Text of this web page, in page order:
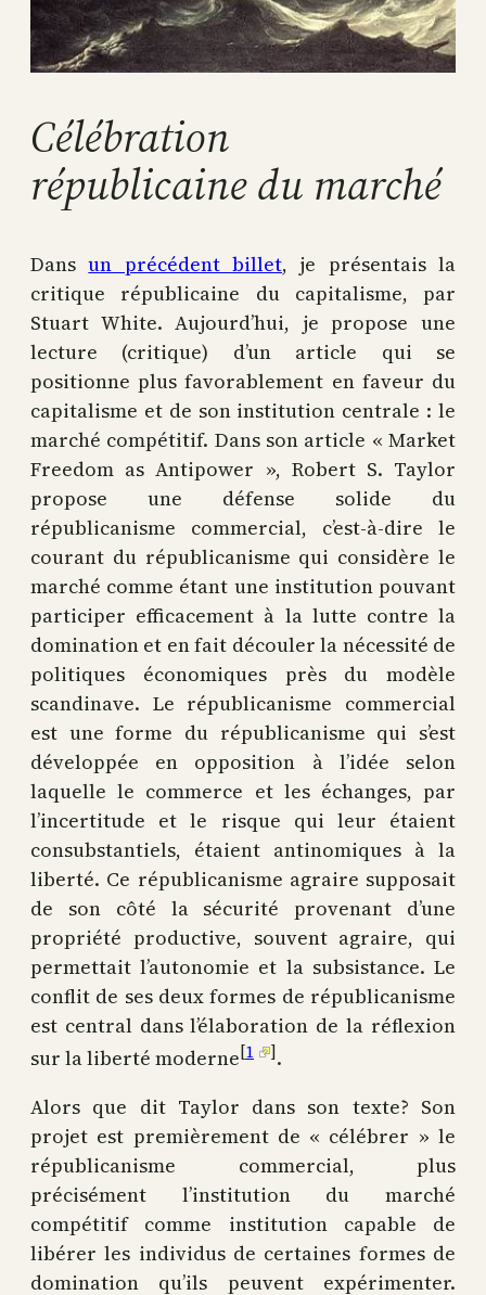
Célébration
républicaine du marché
Dansun précédent billet, je présentais la
critique républicaine du capitalisme, par
Stuart White. Aujourd’hui, je propose une
lecture (critique) d’un article qui se
positionne plus favorablement en faveur du
capitalisme et de son institution centrale : le
marché compétitif. Dans son article « Market
Freedom as Antipower », Robert S. Taylor
propose une défense solide du
républicanisme commercial, c’est-à-dire le
courant du républicanisme qui considère le
marché comme étant une institution pouvant
participer efficacement à la lutte contre la
domination et en fait découler la nécessité de
politiques économiques près du modèle
scandinave. Le républicanisme commercial
est une forme du républicanisme qui s’est
développée en opposition à l’idée selon
laquelle le commerce et les échanges, par
l’incertitude et le risque qui leur étaient
consubstantiels, étaient antinomiques à la
liberté. Ce républicanisme agraire supposait
de son côté la sécurité provenant d’une
propriété productive, souvent agraire, qui
permettait l’autonomie et la subsistance. Le
conflit de ses deux formes de républicanisme
est central dans l’élaboration de la réflexion
sur la liberté moderne[1 ].
Alors que dit Taylor dans son texte? Son
projet est premièrement de « célébrer » le
républicanisme commercial, plus
précisément l’institution du marché
compétitif comme institution capable de
libérer les individus de certaines formes de
domination qu’ils peuvent expérimenter.